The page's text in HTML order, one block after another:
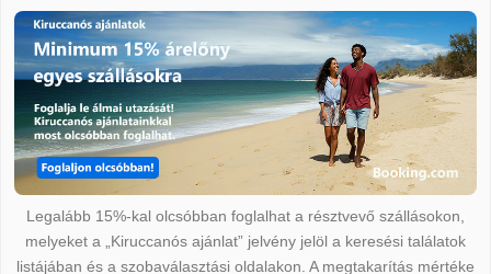
Legalább 15%-kal olcsóbban foglalhat a résztvevő szállásokon,
melyeket a „Kiruccanós ajánlat” jelvény jelöl a keresési találatok
listájában és a szobaválasztási oldalakon. A megtakarítás mértéke